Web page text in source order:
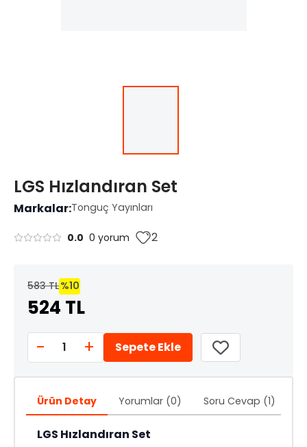
LGS Hızlandıran Set
Markalar:Tonguç Yayınları
0.0 0 yorum 2
583 TL%10
524 TL
- 1 + Sepete Ekle
Ürün Detay Yorumlar (0) Soru Cevap (1)
LGS Hızlandıran Set